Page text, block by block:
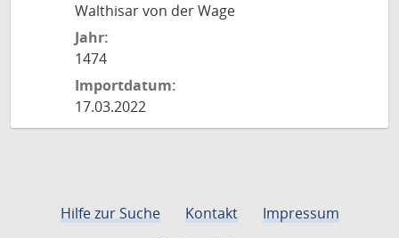
Walthisar von der Wage
Jahr:
1474
Importdatum:
17.03.2022
Hilfe zur Suche Kontakt
Impressum